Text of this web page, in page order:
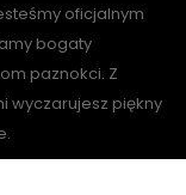
oficjalnym
bogaty
paznokci. Z
wyczarujesz piękny